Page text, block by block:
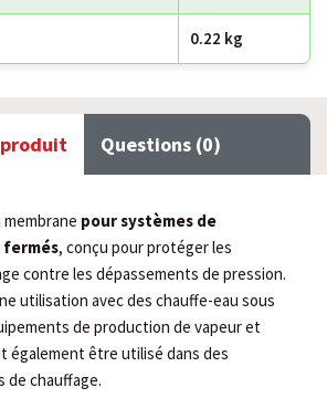
0.22 kg
Questions (0)
pour systèmes de
fermés, conçu pour protéger les
contre les dépassements de pression.
utilisation avec des chauffe-eau sous
de production de vapeur et
également être utilisé dans des
de chauffage.